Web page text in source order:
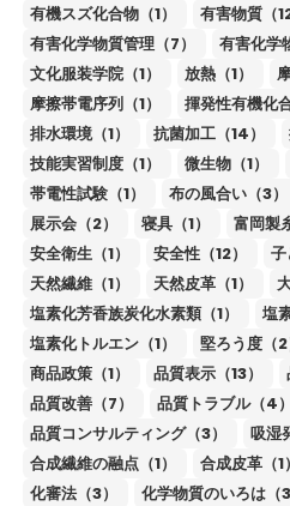
有機スズ化合物（1）
有害物質（12
有害化学物質管理（7）
有害化学
文化服装学院（1）
放熱（1）
摩擦帯電序列（1）
揮発性有機化
排水環境（1）
抗菌加工（14）
技能実習制度（1）
微生物（1）
帯電性試験（1）
布の風合い（3）
展示会（2）
寝具（1） 富岡製
安全衛生（1）
安全性（12）
子
天然繊維（1）
天然皮革（1）
塩素化芳香族炭化水素類（1）
塩
塩素化トルエン（1）
堅ろう度（2
商品政策（1）
品質表示（13）
品質改善（7）
品質トラブル（4）
品質コンサルティング（3）
吸湿
合成繊維の融点（1）
合成皮革（1）
化審法（3）
化学物質のいろは（